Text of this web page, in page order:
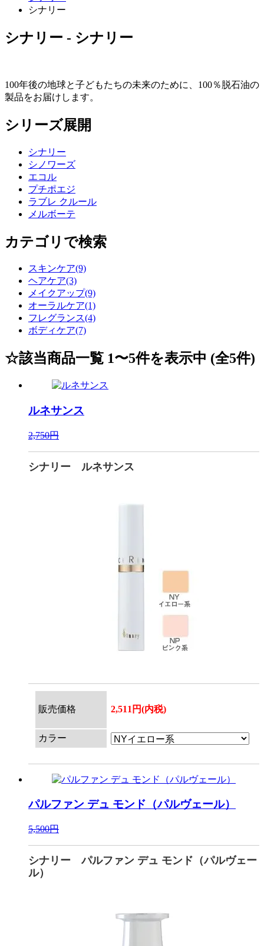
シナリー
シナリー - シナリー
100年後の地球と子どもたちの未来のために、100％脱石油の
製品をお届けします。
シリーズ展開
シナリー
シノワーズ
エコル
プチポエジ
ラブレ クルール
メルボーテ
カテゴリで検索
スキンケア(9)
ヘアケア(3)
メイクアップ(9)
オーラルケア(1)
フレグランス(4)
ボディケア(7)
☆該当商品一覧 1〜5件を表示中 (全5件)
ルネサンス
2,750円
シナリー ルネサンス
販売価格 2,511円(内税)
カラー
パルファン デュ モンド（パルヴェール）
5,500円
シナリー パルファン デュ モンド（パルヴェー
ル）